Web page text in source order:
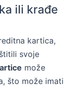
ili krađe
kartica,
svoje
može
što može imati